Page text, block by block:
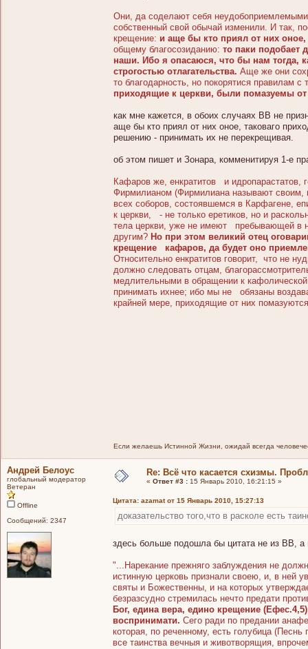
Они, да соделают себя
собственный свой обычай изменили. И так,
крещение: и аще бы кто приял от них оное,
общему благосозиданию: то паки подобает
наши. Ибо я опасаюся, что бы нам тогда,
строгостью отлагательства. Аще же они
то благодарность, но покорятися правилам
приходящие к церкви, были помазуемы от
как мне кажется, в обоих случаях ВВ не
аще бы кто приял от них оное, таковаго
решению - принимать их не перекрещивая.
об этом пишет и Зонара, комменитируя 1-е
Кафаров же, енкратитов и
Фирмилианом (Фирмилиана называют своим,
всех соборов, состоявшемся в Карфагене,
к церкви, - не только еретиков, но и
тела церкви, уже не имеют пребывающей в
другим? Но при этом великий отец
крещение кафаров, да будет оно
Относительно енкратитов говорит, что не
должно следовать отцам,
медлительными в обращении к
принимать ихнее; ибо мы не обязаны
крайней мере, приходящие от них
Если желаешь Истинной Жизни, ожидай всегда
Андрей Белоус
глобальный модератор
Ветеран
Offline
Сообщений: 2347
Re: Всё что касается схизмы.
« Ответ #3 : 15 Январь 2010, 16:21:15 »
Цитата: azamat от 15 Январь 2010, 15:27:13
доказательство того,что в расколе есть
здесь больше подошла бы цитата не из ВВ, а
"...Нарекание прежняго заблуждения не
истинную церковь признали своею, и, в ней
святы и Божественны, и на которых
безразсудно стремилась нечто предати
Бог, едина вера, едино крещение
воспринимати. Сего ради по предании
которая, по реченному, есть голубица
все таинства вечныя и животворящия,